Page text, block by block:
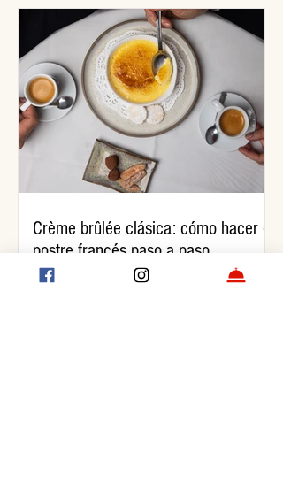
Crème brûlée clásica: cómo hacer el
postre francés paso a paso